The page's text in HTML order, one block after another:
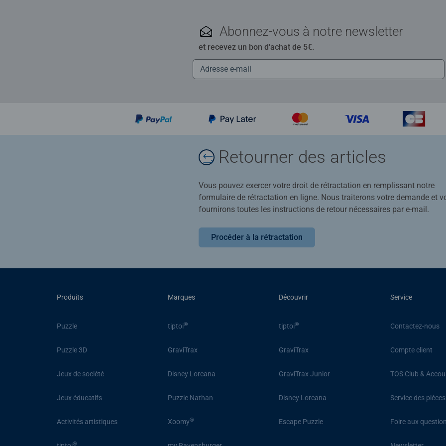
Abonnez-vous à notre newsletter
et recevez un bon d'achat de 5€.
Retourner des articles
Vous pouvez exercer votre droit de rétractation en remplissant notre
formulaire de rétractation en ligne. Nous traiterons votre demande et
fournirons toutes les instructions de retour nécessaires par e-mail.
Procéder à la rétractation
Produits
Puzzle
Puzzle 3D
Jeux de société
Jeux éducatifs
Activités artistiques
®
Marques
tiptoi®
GraviTrax
Disney Lorcana
Puzzle Nathan
Xoomy®
Découvrir
tiptoi®
GraviTrax
GraviTrax Junior
Disney Lorcana
Escape Puzzle
Service
Contactez-nous
Compte client
TOS Club &
Service des
Foire aux